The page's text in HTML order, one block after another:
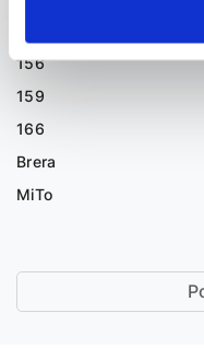
156
159
166
Brera
MiTo